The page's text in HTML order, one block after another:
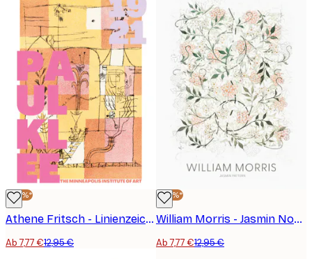
-40%*
Athene Fritsch - Linienzeichnungen und Geometrische Formen Poster
Ab 7,77 €12,95 €
-40%*
William Morris - Jasmin No2 Poster
Ab 7,77 €12,95 €